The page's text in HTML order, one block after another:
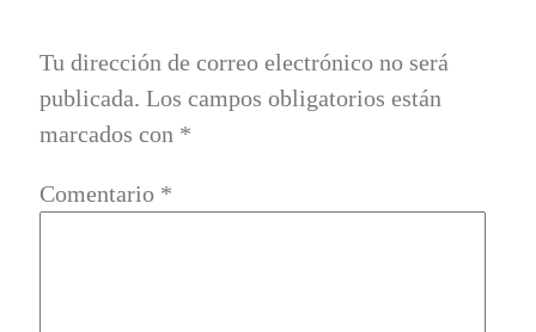
Tu dirección de correo electrónico no será
publicada. Los campos obligatorios están
marcados con *
Comentario *